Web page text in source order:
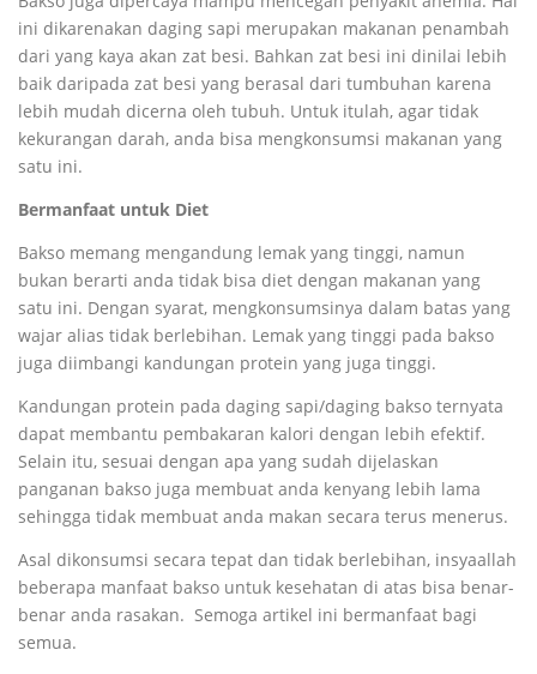
ini dikarenakan daging sapi merupakan makanan penambah
dari yang kaya akan zat besi. Bahkan zat besi ini dinilai lebih
baik daripada zat besi yang berasal dari tumbuhan karena
lebih mudah dicerna oleh tubuh. Untuk itulah, agar tidak
kekurangan darah, anda bisa mengkonsumsi makanan yang
satu ini.
Bermanfaat untuk Diet
Bakso memang mengandung lemak yang tinggi, namun
bukan berarti anda tidak bisa diet dengan makanan yang
satu ini. Dengan syarat, mengkonsumsinya dalam batas yang
wajar alias tidak berlebihan. Lemak yang tinggi pada bakso
juga diimbangi kandungan protein yang juga tinggi.
Kandungan protein pada daging sapi/daging bakso ternyata
dapat membantu pembakaran kalori dengan lebih efektif.
Selain itu, sesuai dengan apa yang sudah dijelaskan
panganan bakso juga membuat anda kenyang lebih lama
sehingga tidak membuat anda makan secara terus menerus.
Asal dikonsumsi secara tepat dan tidak berlebihan, insyaallah
beberapa manfaat bakso untuk kesehatan di atas bisa benar-
benar anda rasakan. Semoga artikel ini bermanfaat bagi
semua.